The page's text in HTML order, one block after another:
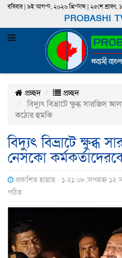
রবিবার | ৯ই আগস্ট, ২০২৬ খ্রিস্টাব্দ | ২৫শে শ্রাবণ,
PROBASHI
প্রচ্ছদ
প্রচ্ছদ
বিদ্যুৎ বিভ্রাটে ক্ষুব্ধ সারজিস
কঠোর হুমকি
বিদ্যুৎ বিভ্রাটে ক্ষুব্ধ
নেসকো
প্রকাশিত হয়েছে : ১:২১:০৮,অপরাহ্ন ১২
পঠিত